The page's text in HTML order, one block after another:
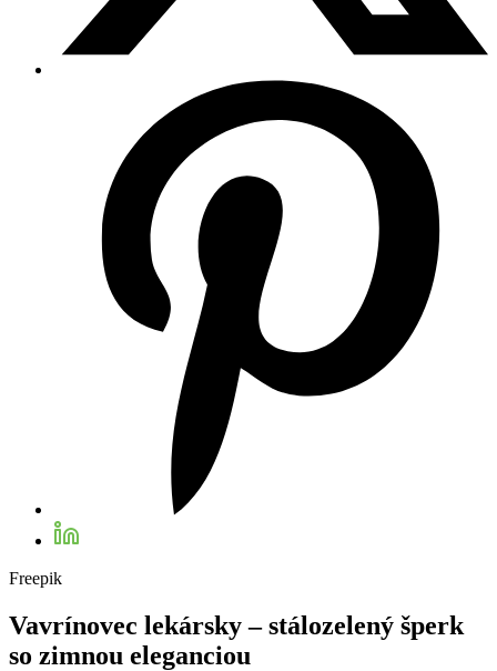
Freepik
Vavrínovec lekársky – stálozelený šperk
so zimnou eleganciou